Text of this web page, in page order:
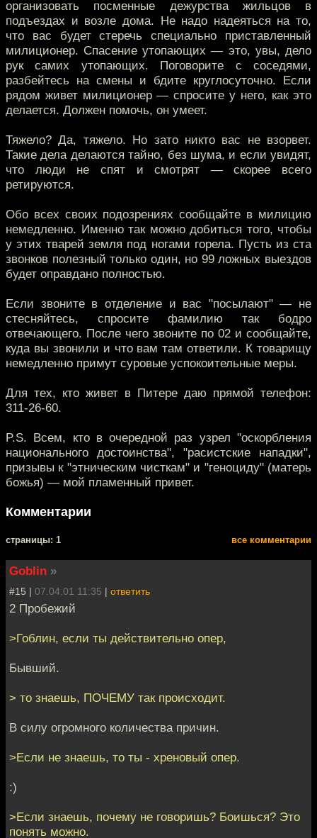
организовать посменные дежурства жильцов в
подъездах и возле дома. Не надо надеяться на то,
что вас будет стеречь специально приставленный
милиционер. Спасение утопающих — это, увы, дело
рук самих утопающих. Поговорите с соседями,
разбейтесь на смены и бдите круглосуточно. Если
рядом живет милиционер — спросите у него, как это
делается. Должен помочь, он умеет.
Тяжело? Да, тяжело. Но зато никто вас не взорвет.
Такие дела делаются тайно, без шума, и если увидят,
что люди не спят и смотрят — скорее всего
ретируются.
Обо всех своих подозрениях сообщайте в милицию
немедленно. Именно так можно добиться того, чтобы
у этих тварей земля под ногами горела. Пусть из ста
звонков полезный только один, но 99 ложных выездов
будет оправдано полностью.
Если звоните в отделение и вас "посылают" — не
стесняйтесь, спросите фамилию так бодро
отвечающего. После чего звоните по 02 и сообщайте,
куда вы звонили и что вам там ответили. К товарищу
немедленно примут суровые успокоительные меры.
Для тех, кто живет в Питере даю прямой телефон:
311-26-60.
P.S. Всем, кто в очередной раз узрел "оскорбления
национального достоинства", "расистские нападки",
призывы к "этническим чисткам" и "геноциду" (матерь
божья) — мой пламенный привет.
Комментарии
cтраницы: 1 все комментарии
Goblin »
#15 | 07.04.01 11:35 | ответить
2 Пpобежий
>Гоблин, если ты действительно опер,
Бывший.
> то знаешь, ПОЧЕМУ так происходит.
В силу огромного количества причин.
>Если не знаешь, то ты - хреновый опер.
:)
>Если знаешь, почему не говоришь? Боишься? Это
понять можно.